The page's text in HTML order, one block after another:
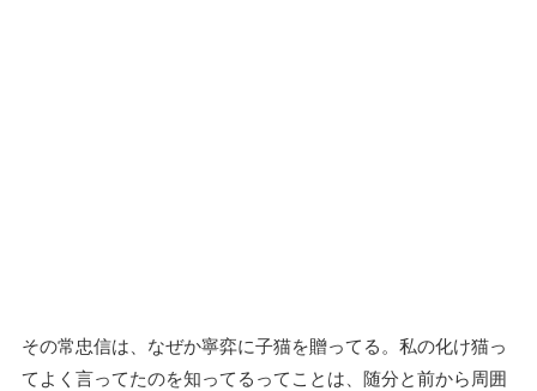
その常忠信は、なぜか寧弈に子猫を贈ってる。私の化け猫っ
てよく言ってたのを知ってるってことは、随分と前から周囲